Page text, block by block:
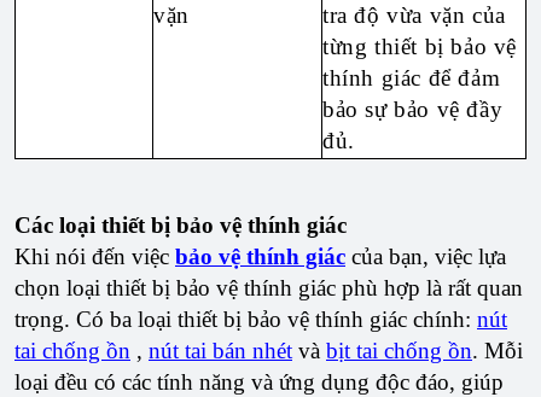
vặn
tra độ vừa vặn của
từng thiết bị bảo vệ
thính giác để đảm
bảo sự bảo vệ đầy
đủ.
Các loại thiết bị bảo vệ thính giác
Khi nói đến việc bảo vệ thính giác của bạn, việc lựa
chọn loại thiết bị bảo vệ thính giác phù hợp là rất quan
trọng. Có ba loại thiết bị bảo vệ thính giác chính: nút
tai chống ồn , nút tai bán nhét và bịt tai chống ồn. Mỗi
loại đều có các tính năng và ứng dụng độc đáo, giúp